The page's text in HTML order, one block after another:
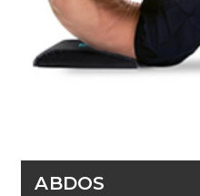
ABDOS